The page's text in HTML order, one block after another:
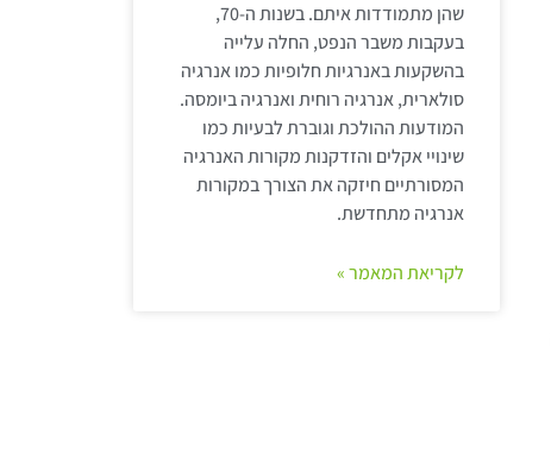
שהן מתמודדות איתם. בשנות ה-70,
בעקבות משבר הנפט, החלה עלייה
בהשקעות באנרגיות חלופיות כמו אנרגיה
סולארית, אנרגיה רוחית ואנרגיה ביומסה.
המודעות ההולכת וגוברת לבעיות כמו
שינויי אקלים והזדקנות מקורות האנרגיה
המסורתיים חיזקה את הצורך במקורות
אנרגיה מתחדשת.
לקריאת המאמר »